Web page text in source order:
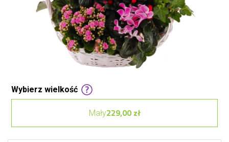
Wybierz wielkość
Mały229,00 zł